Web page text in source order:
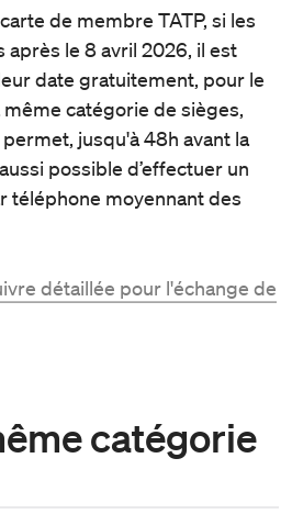
de membre TATP, si les
après le 8 avril 2026, il est
date gratuitement, pour le
catégorie de sièges,
jusqu'à 48h avant la
possible d’effectuer un
téléphone moyennant des
détaillée pour l'échange de
catégorie